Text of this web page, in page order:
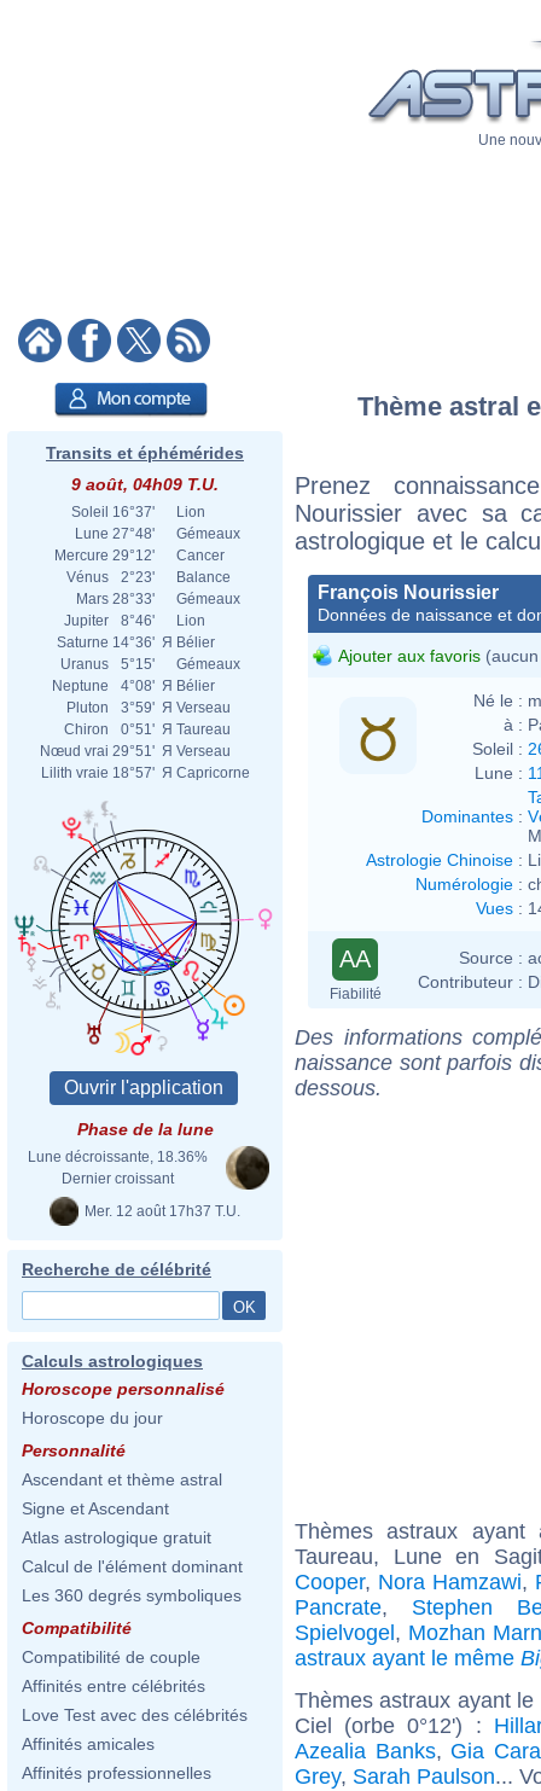
Une
Transits et éphémérides
9 août, 04h09 T.U.
Soleil 16°37'
Lion
Lune 27°48'
Gémeaux
Mercure 29°12'
Cancer
Vénus
2°23'
Balance
Mars 28°33'
Gémeaux
Jupiter
8°46'
Lion
Saturne 14°36' Я Bélier
Uranus
5°15'
Gémeaux
Neptune
4°08' Я Bélier
Pluton
3°59' Я Verseau
Chiron
0°51' Я Taureau
Nœud vrai 29°51' Я Verseau
Lilith vraie 18°57' Я Capricorne
Phase de la lune
Lune décroissante, 18.36%
Dernier croissant
Mer. 12 août 17h37 T.U.
Recherche de célébrité
Calculs astrologiques
Horoscope personnalisé
Horoscope du jour
Personnalité
Ascendant et thème astral
Signe et Ascendant
Atlas astrologique gratuit
Calcul de l'élément dominant
Les 360 degrés symboliques
Compatibilité
Compatibilité de couple
Affinités entre célébrités
Love Test avec des célébrités
Affinités amicales
Affinités professionnelles
Thème astral
Prenez
Nourissier avec sa
astrologique et le
François Nourissier
Données de naissance et
Ajouter aux favoris
Né le :
à :
Soleil :
Lune :
Dominantes :
Astrologie Chinoise :
Numérologie :
Vues :
AA
Fiabilité
Source :
Contributeur :
Des informations
naissance sont parfois
dessous.
Thèmes astraux
Taureau, Lune en
Cooper, Nora Hamzawi,
Pancrate, Stephen
Spielvogel, Mozhan
astraux ayant le même
Thèmes astraux ayant
Ciel (orbe 0°12') :
Azealia Banks, Gia
Grey, Sarah Paulson...